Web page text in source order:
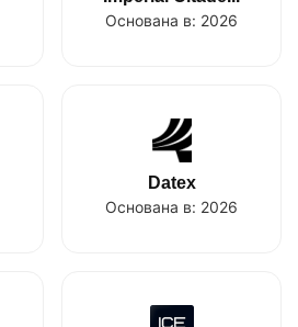
Основана в: 2026
Datex
Основана в: 2026